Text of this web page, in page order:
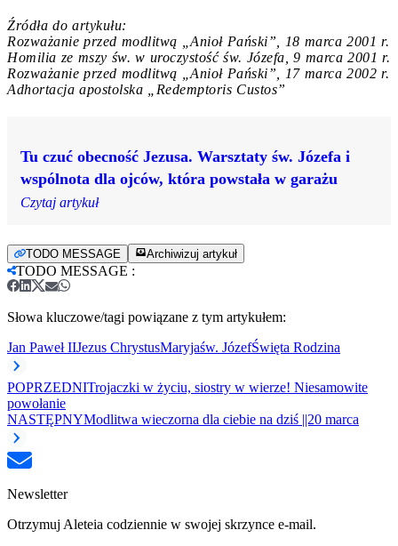
Źródła do artykułu:
Rozważanie przed modlitwą „Anioł Pański”, 18 marca 2001 r.
Homilia ze mszy św. w uroczystość św. Józefa, 9 marca 2001 r.
Rozważanie przed modlitwą „Anioł Pański”, 17 marca 2002 r.
Adhortacja apostolska „Redemptoris Custos”
Tu czuć obecność Jezusa. Warsztaty św. Józefa i
wspólnota dla ojców, która powstała w garażu
Czytaj artykuł
TODO MESSAGE Archiwizuj artykuł
TODO MESSAGE :
Słowa kluczowe/tagi powiązane z tym artykułem:
Jan Paweł IIJezus ChrystusMaryjaśw. JózefŚwięta Rodzina
POPRZEDNITrojaczki w życiu, siostry w wierze! Niesamowite
powołanie
NASTĘPNYModlitwa wieczorna dla ciebie na dziś ||20 marca
Newsletter
Otrzymuj Aleteia codziennie w swojej skrzynce e-mail.